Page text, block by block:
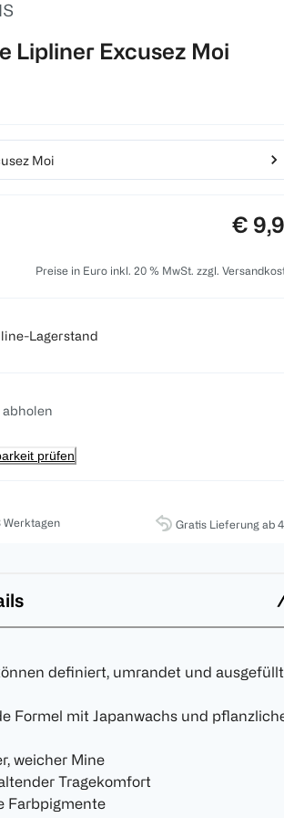
Lipliner Excusez Moi
Moi
€
Preise in Euro inkl. 20 % MwSt. zzgl.
Lagerstand
abholen
prüfen
Werktagen Gratis Lieferung ab
definiert, umrandet und ausgefüllt
Formel mit Japanwachs und
weicher Mine
Tragekomfort
Farbpigmente